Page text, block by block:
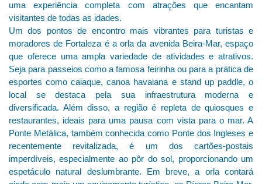
uma experiência completa com atrações que encantam
visitantes de todas as idades.
Um dos pontos de encontro mais vibrantes para turistas e
moradores de Fortaleza é a orla da avenida Beira-Mar, espaço
que oferece uma ampla variedade de atividades e atrativos.
Seja para passeios como a famosa feirinha ou para a prática de
esportes como caiaque, canoa havaiana e stand up paddle, o
local se destaca pela sua infraestrutura moderna e
diversificada. Além disso, a região é repleta de quiosques e
restaurantes, ideais para uma pausa com vista para o mar. A
Ponte Metálica, também conhecida como Ponte dos Ingleses e
recentemente revitalizada, é um dos cartões-postais
imperdíveis, especialmente ao pôr do sol, proporcionando um
espetáculo natural deslumbrante. Em breve, a orla contará